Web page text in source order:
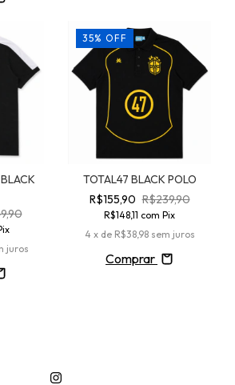
juros
35% OFF
TOTAL47 BLACK POLO
R$155,90 R$239,90
R$148,11 com Pix
4 x de R$38,98 sem juros
Comprar